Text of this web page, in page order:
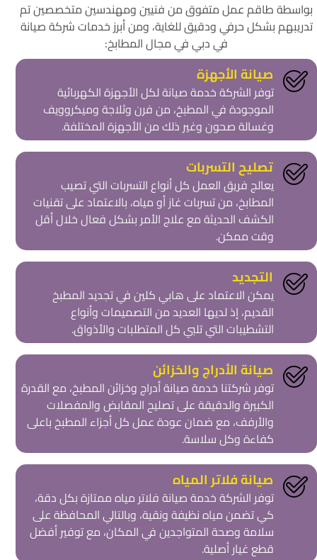
بواسطة طاقم عمل متفوق من فنيين ومهندسين متخصصين تم
تدريبهم بشكل حرفي ودقيق للغاية، ومن أبرز خدمات شركة صيانة
في دبي في مجال المطابخ:
صيانة الأجهزة
توفر الشركة خدمة صيانة لكل الأجهزة الكهربائية
الموجودة في المطبخ، من فرن وثلاجة وميكروويف
وغسالة صحون وغير ذلك من الأجهزة المختلفة.
تصليح التسربات
يعالج فريق العمل كل أنواع التسربات التي تصيب
المطابخ، من تسربات غاز أو مياه، بالاعتماد على تقنيات
الكشف الحديثة مع علاج الأمر بشكل فعال خلال أقل
وقت ممكن.
التجديد
يمكن الاعتماد على هابي كلين في تجديد المطبخ
القديم، إذ لديها العديد من التصميمات وأنواع
التشطيبات التي تلبي كل المتطلبات والأذواق.
صيانة الأدراج والخزائن
توفر شركتنا خدمة صيانة أدراج وخزائن المطبخ، مع القدرة
الكبيرة والدقيقة على تصليح المقابض والمفصلات
والأرفف، مع ضمان عودة عمل كل أجزاء المطبخ باعلى
كفاءة وكل سلاسة.
صيانة فلاتر المياه
توفر الشركة خدمة صيانة فلاتر مياه ممتازة بكل دقة،
كي تضمن مياه نظيفة ونقية، وبالتالي المحافظة على
سلامة وصحة المتواجدين في المكان، مع توفير أفضل
قطع غيار أصلية.